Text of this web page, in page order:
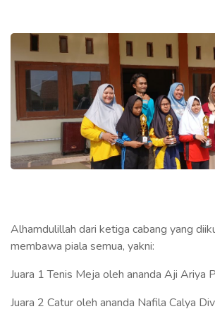
Alhamdulillah dari ketiga cabang yang
membawa piala semua, yakni:
Juara 1 Tenis Meja oleh ananda Aji Ariya
Juara 2 Catur oleh ananda Nafila Calya